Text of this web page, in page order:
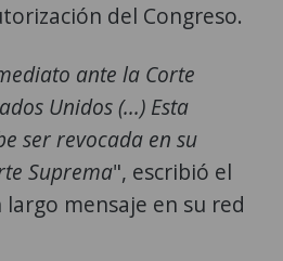
del Congreso.
ante la Corte
Unidos (...) Esta
ser revocada en su
Suprema", escribió el
mensaje en su red